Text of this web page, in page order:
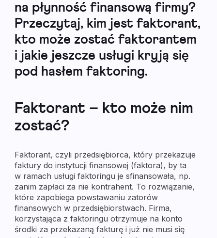
na płynność finansową firmy?
Przeczytaj, kim jest faktorant,
kto może zostać faktorantem
i jakie jeszcze usługi kryją się
pod hasłem faktoring.
Faktorant – kto może nim
zostać?
Faktorant, czyli przedsiębiorca, który przekazuje
faktury do instytucji finansowej (faktora), by ta
w ramach usługi faktoringu je sfinansowała, np.
zanim zapłaci za nie kontrahent. To rozwiązanie,
które zapobiega powstawaniu zatorów
finansowych w przedsiębiorstwach. Firma,
korzystająca z faktoringu otrzymuje na konto
środki za przekazaną fakturę i już nie musi się